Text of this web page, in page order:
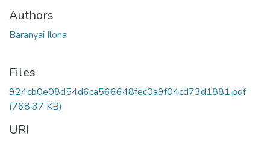
Authors
Baranyai Ilona
Files
924cb0e08d54d6ca566648fec0a9f04cd73d1881.pdf
(768.37 KB)
URI